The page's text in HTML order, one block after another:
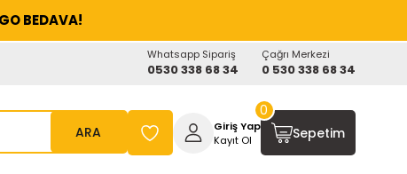
BEDAVA!
Whatsapp Sipariş
0530 338 68 34
Çağrı Merkezi
0 530 338 68 34
ARA
Giriş Yap
Kayıt Ol
Sepetim
0